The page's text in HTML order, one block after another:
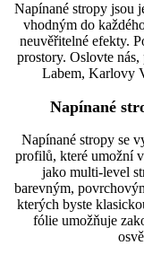
Napínané stropy jsou
vhodným do
neuvěřitelné efekty.
prostory. Oslovte
Labem, Karlovy
Napínané
Napínané stropy se
profilů, které umožní
jako multi-level
barevným,
kterých byste
fólie umožňuje